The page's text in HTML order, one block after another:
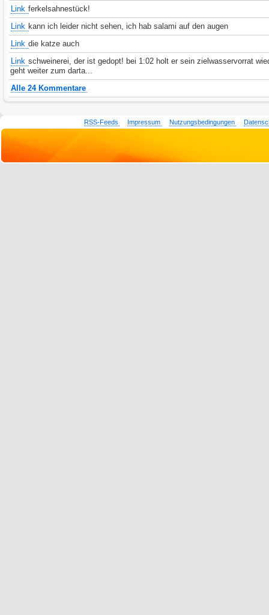
Link ferkelsahnestück!
Link kann ich leider nicht sehen, ich hab salami auf den augen
Link die katze auch
Link schweinerei, der ist gedopt! bei 1:02 holt er sein zielwasservorrat
geht weiter zum darta...
Alle 24 Kommentare
RSS-Feeds Impressum Nutzungsbedingungen